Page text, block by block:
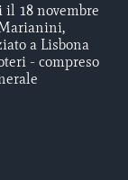
18 novembre
a Lisbona
- compreso